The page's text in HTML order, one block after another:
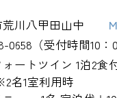
川八甲田山中
0658（受付時間10：
ォートツイン 1泊2食
名1室利用時